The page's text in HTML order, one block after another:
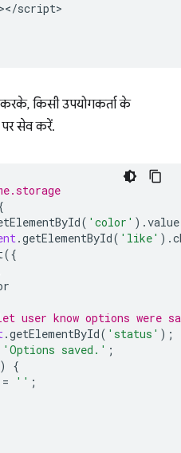
script>
किसी उपयोगकर्ता के
पर सेव करें.
( 'color' ).value
.getElementById( 'like' ).
({
user know options were
.getElementById( 'status' );
'Options saved.' ;
{
= '' ;